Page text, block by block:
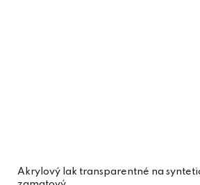
Akrylový lak transparentné na